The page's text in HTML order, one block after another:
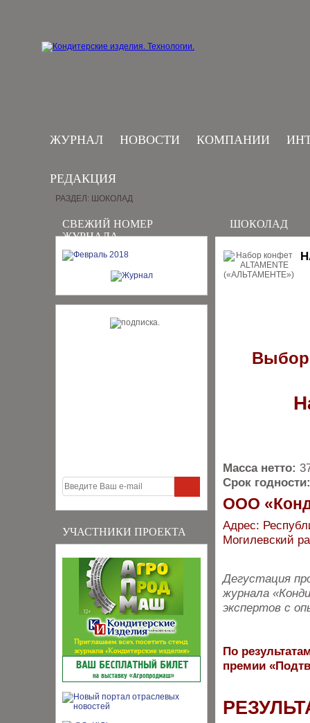
ЖУРНАЛ НОВОСТИ КОМПАНИИ
РЕДАКЦИЯ
СВЕЖИЙ НОМЕР
ЖУРНАЛА
УЧАСТНИКИ ПРОЕКТА
РАЗДЕЛ: ШОКОЛАД
ШОКОЛАД
Выбор
Масса нетто:
Срок
ООО
Адрес:
Могилевский
Дегустация
журнала
экспертов с
По
премии